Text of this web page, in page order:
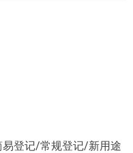
登记/常规登记/新用途